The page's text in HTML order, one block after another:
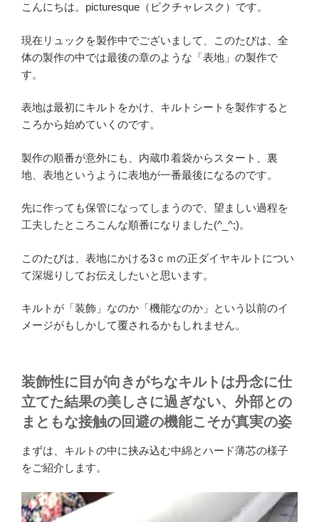
こんにちは。picturesque（ピクチャレスク）です。
現在リュックを製作中でございまして、このたびは、全
体の製作の中では最後の章のような「表地」の製作で
す。
表地は最初にキルトをかけ、キルトシートを製作すると
ころから始めていくのです。
製作の順番が意外にも、内蔵巾着袋からスタート、裏
地、表地というように表地が一番最後になるのです。
先に作っても保管になってしまうので、望ましい過程を
工夫したところこんな順番になりました(^_^;)。
このたびは、表地にかける3ｃｍの正ダイヤキルトについ
て深堀りしてお伝えしたいと思います。
キルトが「装飾」なのか「機能なのか」という以前のイ
メージがもしかして覆されるかもしれません。
装飾性に目が向きがちなキルトは丹念に仕
立てた結果の美しさに過ぎない、外部との
まともな接触の回避の機能こそが真実の姿
まずは、キルトの中に挟み込む中綿とハード薄芯の様子
をご紹介します。